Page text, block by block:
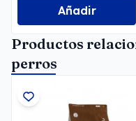
Añadir
Productos
perros